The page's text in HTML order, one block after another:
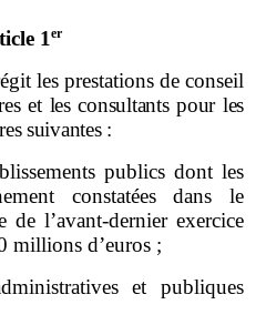
1 er
les prestations de conseil
et les consultants pour les
suivantes :
publics dont les
constatées dans le
l’avant‑dernier exercice
millions d’euros ;
et publiques